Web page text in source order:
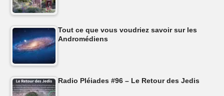
Tout ce que vous voudriez savoir sur les
Andromédiens
Radio Pléiades #96 – Le Retour des Jedis